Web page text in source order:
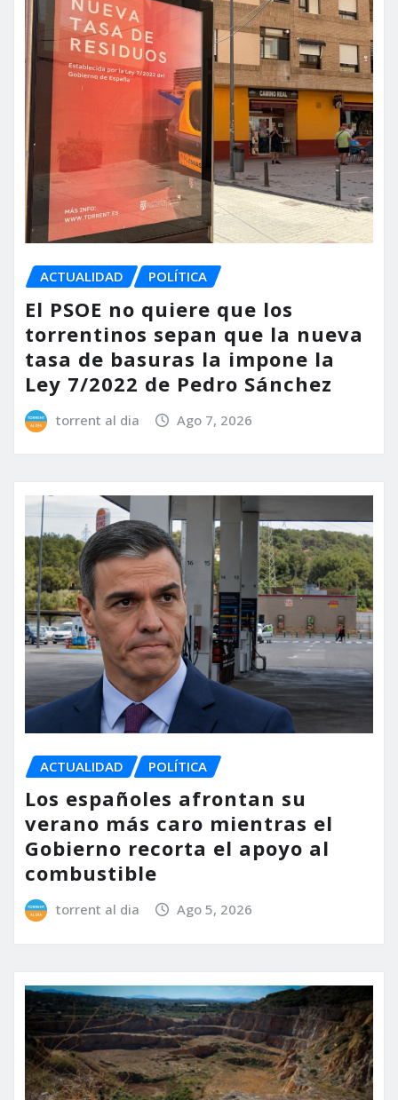
ACTUALIDAD POLÍTICA
El PSOE no quiere que los
torrentinos sepan que la nueva
tasa de basuras la impone la
Ley 7/2022 de Pedro Sánchez
torrent al dia Ago 7, 2026
ACTUALIDAD POLÍTICA
Los españoles afrontan su
verano más caro mientras el
Gobierno recorta el apoyo al
combustible
torrent al dia Ago 5, 2026